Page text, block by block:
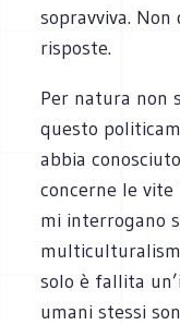
sopravviva.
risposte.
Per natura non
questo
abbia
concerne le
mi interrogano
solo è fallita
umani stessi